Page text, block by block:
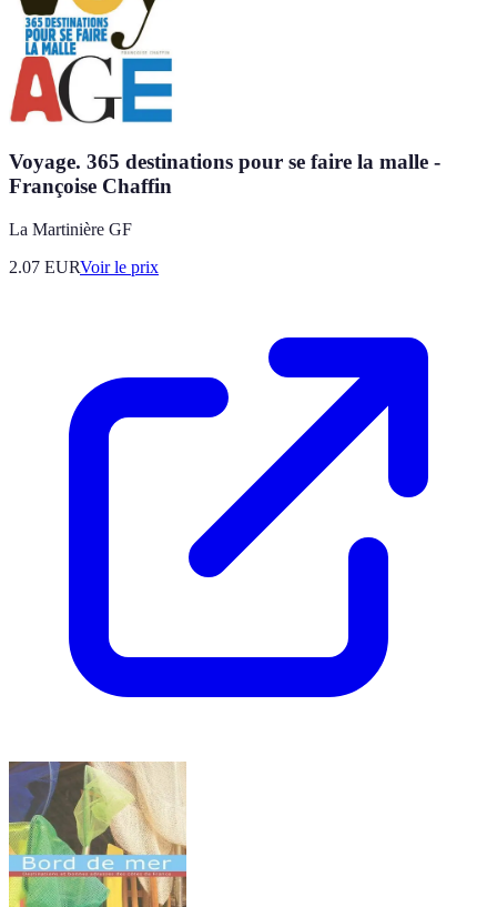
Voyage. 365 destinations pour se faire la malle -
Françoise Chaffin
La Martinière GF
2.07 EURVoir le prix